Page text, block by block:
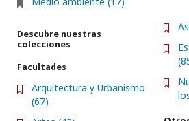
Descubre nuestras
colecciones
Facultades
Arquitectura y Urbanismo
(67)